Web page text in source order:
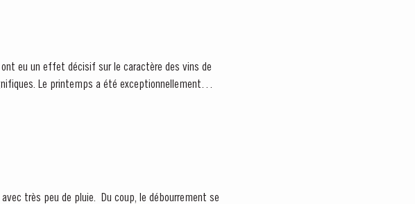
eu un effet décisif sur le caractère des vins de
Le printemps a été exceptionnellement
coup, le débourrement se